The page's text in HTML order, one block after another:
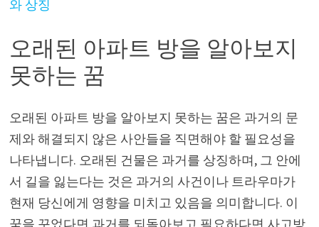
와 상징
오래된 아파트 방을 알아보지
못하는 꿈
오래된 아파트 방을 알아보지 못하는 꿈은 과거의 문
제와 해결되지 않은 사안들을 직면해야 할 필요성을
나타냅니다. 오래된 건물은 과거를 상징하며, 그 안에
서 길을 잃는다는 것은 과거의 사건이나 트라우마가
현재 당신에게 영향을 미치고 있음을 의미합니다. 이